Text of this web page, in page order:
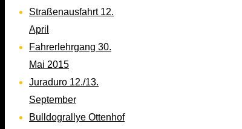
Straßenausfahrt 12.
April
Fahrerlehrgang 30.
Mai 2015
Juraduro 12./13.
September
Bulldograllye Ottenhof